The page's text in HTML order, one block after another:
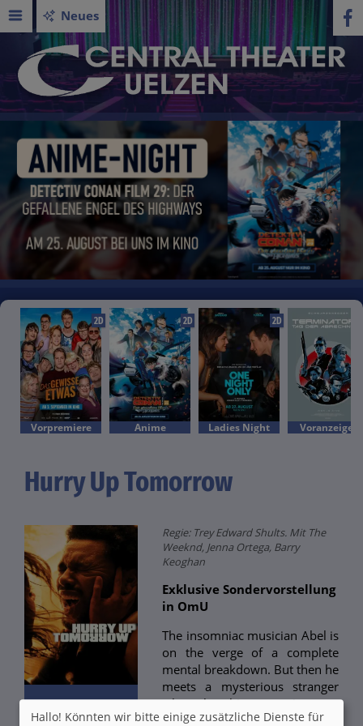
Neues
2D
Vorpremiere
2D
Anime
2D
Ladies Night Voranzeige!
Hurry Up Tomorrow
Regie: Trey Edward Shults. Mit The
Weeknd, Jenna Ortega, Barry
Keoghan
Exklusive Sondervorstellung
in OmU
The insomniac musician Abel is
on the verge of a complete
mental breakdown. But then he
meets a mysterious stranger
who takes him on a journey.
During this journey, Abel´s
Hallo! Könnten wir bitte einige zusätzliche Dienste für